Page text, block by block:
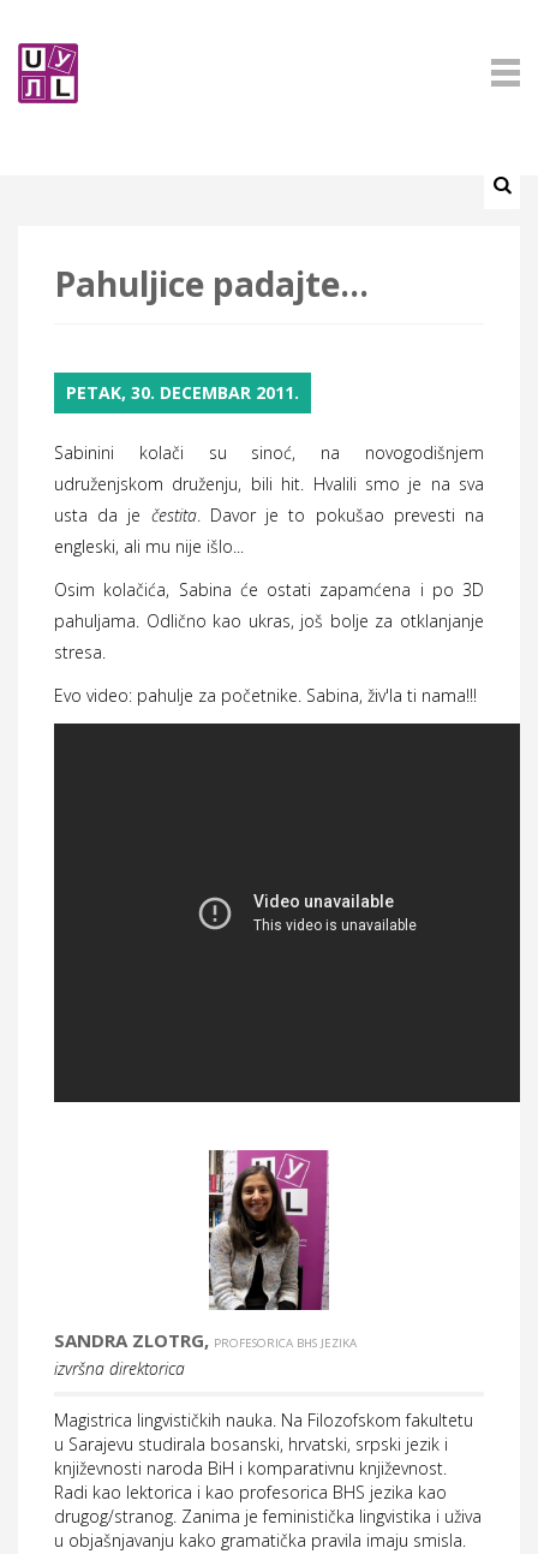
Pahuljice padajte...
PETAK, 30. DECEMBAR 2011.
Sabinini kolači su sinoć, na novogodišnjem
udruženjskom druženju, bili hit. Hvalili smo je na sva
usta da je čestita. Davor je to pokušao prevesti na
engleski, ali mu nije išlo...
Osim kolačića, Sabina će ostati zapamćena i po 3D
pahuljama. Odlično kao ukras, još bolje za otklanjanje
stresa.
Evo video: pahulje za početnike. Sabina, živ'la ti nama!!!
SANDRA ZLOTRG, PROFESORICA BHS JEZIKA
izvršna direktorica
Magistrica lingvističkih nauka. Na Filozofskom fakultetu
u Sarajevu studirala bosanski, hrvatski, srpski jezik i
književnosti naroda BiH i komparativnu književnost.
Radi kao lektorica i kao profesorica BHS jezika kao
drugog/stranog. Zanima je feministička lingvistika i uživa
u objašnjavanju kako gramatička pravila imaju smisla.